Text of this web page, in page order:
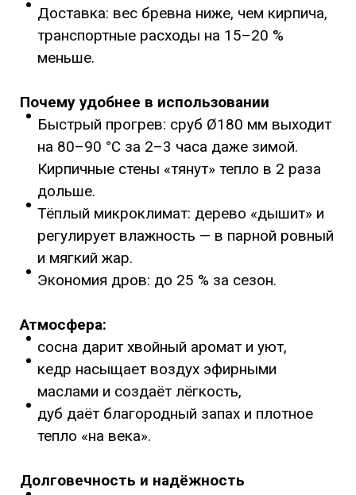
Доставка: вес бревна ниже, чем кирпича,
транспортные расходы на 15–20 %
меньше.
Почему удобнее в использовании
Быстрый прогрев: сруб Ø180 мм выходит
на 80–90 °C за 2–3 часа даже зимой.
Кирпичные стены «тянут» тепло в 2 раза
дольше.
Тёплый микроклимат: дерево «дышит» и
регулирует влажность — в парной ровный
и мягкий жар.
Экономия дров: до 25 % за сезон.
Атмосфера:
сосна дарит хвойный аромат и уют,
кедр насыщает воздух эфирными
маслами и создаёт лёгкость,
дуб даёт благородный запах и плотное
тепло «на века».
Долговечность и надёжность